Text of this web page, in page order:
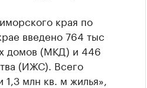
края по
введено 764 тыс
домов (МКД) и 446
(ИЖС). Всего
млн кв. м жилья»,